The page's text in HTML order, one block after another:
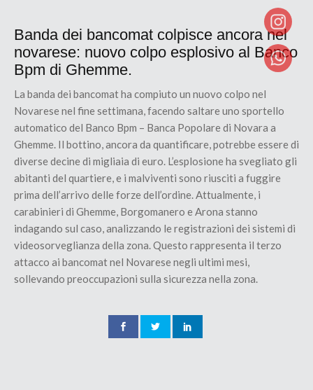
Banda dei bancomat colpisce ancora nel
novarese: nuovo colpo esplosivo al Banco
Bpm di Ghemme.
La banda dei bancomat ha compiuto un nuovo colpo nel
Novarese nel fine settimana, facendo saltare uno sportello
automatico del Banco Bpm – Banca Popolare di Novara a
Ghemme. Il bottino, ancora da quantificare, potrebbe essere di
diverse decine di migliaia di euro. L’esplosione ha svegliato gli
abitanti del quartiere, e i malviventi sono riusciti a fuggire
prima dell’arrivo delle forze dell’ordine. Attualmente, i
carabinieri di Ghemme, Borgomanero e Arona stanno
indagando sul caso, analizzando le registrazioni dei sistemi di
videosorveglianza della zona. Questo rappresenta il terzo
attacco ai bancomat nel Novarese negli ultimi mesi,
sollevando preoccupazioni sulla sicurezza nella zona.